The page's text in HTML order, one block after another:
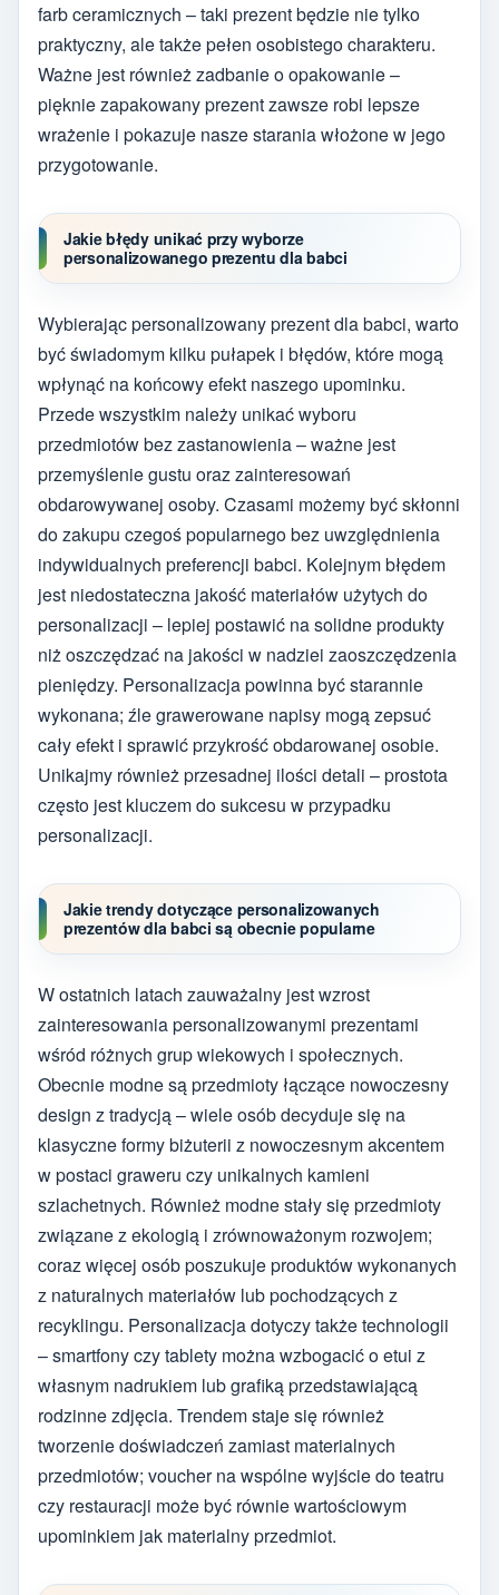
farb ceramicznych – taki prezent będzie nie tylko
praktyczny, ale także pełen osobistego charakteru.
Ważne jest również zadbanie o opakowanie –
pięknie zapakowany prezent zawsze robi lepsze
wrażenie i pokazuje nasze starania włożone w jego
przygotowanie.
Jakie błędy unikać przy wyborze
personalizowanego prezentu dla babci
Wybierając personalizowany prezent dla babci, warto
być świadomym kilku pułapek i błędów, które mogą
wpłynąć na końcowy efekt naszego upominku.
Przede wszystkim należy unikać wyboru
przedmiotów bez zastanowienia – ważne jest
przemyślenie gustu oraz zainteresowań
obdarowywanej osoby. Czasami możemy być skłonni
do zakupu czegoś popularnego bez uwzględnienia
indywidualnych preferencji babci. Kolejnym błędem
jest niedostateczna jakość materiałów użytych do
personalizacji – lepiej postawić na solidne produkty
niż oszczędzać na jakości w nadziei zaoszczędzenia
pieniędzy. Personalizacja powinna być starannie
wykonana; źle grawerowane napisy mogą zepsuć
cały efekt i sprawić przykrość obdarowanej osobie.
Unikajmy również przesadnej ilości detali – prostota
często jest kluczem do sukcesu w przypadku
personalizacji.
Jakie trendy dotyczące personalizowanych
prezentów dla babci są obecnie popularne
W ostatnich latach zauważalny jest wzrost
zainteresowania personalizowanymi prezentami
wśród różnych grup wiekowych i społecznych.
Obecnie modne są przedmioty łączące nowoczesny
design z tradycją – wiele osób decyduje się na
klasyczne formy biżuterii z nowoczesnym akcentem
w postaci graweru czy unikalnych kamieni
szlachetnych. Również modne stały się przedmioty
związane z ekologią i zrównoważonym rozwojem;
coraz więcej osób poszukuje produktów wykonanych
z naturalnych materiałów lub pochodzących z
recyklingu. Personalizacja dotyczy także technologii
– smartfony czy tablety można wzbogacić o etui z
własnym nadrukiem lub grafiką przedstawiającą
rodzinne zdjęcia. Trendem staje się również
tworzenie doświadczeń zamiast materialnych
przedmiotów; voucher na wspólne wyjście do teatru
czy restauracji może być równie wartościowym
upominkiem jak materialny przedmiot.